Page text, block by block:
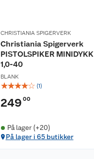
CHRISTIANIA SPIGERVERK
Christiania Spigerverk
PISTOLSPIKER MINIDYKK
1,0-40
BLANK
☆☆☆☆☆ (1)
249 00
På lager (+20)
På lager i 65 butikker